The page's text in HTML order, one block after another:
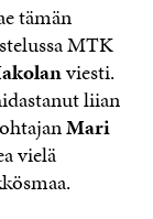
tämän
MTK
viesti.
liian
Mari
vielä